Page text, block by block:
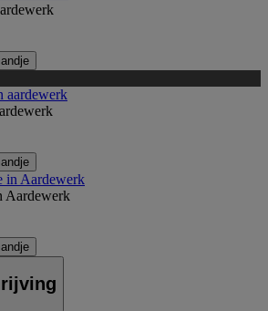
Aardewerk